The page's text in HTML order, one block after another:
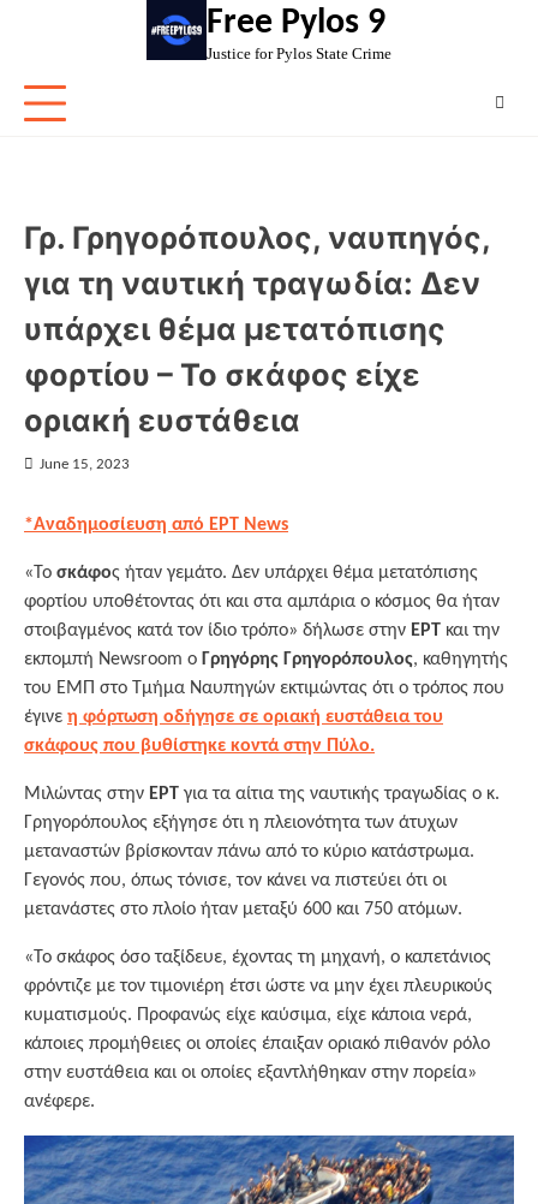
Free Pylos 9
Justice for Pylos State Crime
Γρ. Γρηγορόπουλος, ναυπηγός,
για τη ναυτική τραγωδία: Δεν
υπάρχει θέμα μετατόπισης
φορτίου – Το σκάφος είχε
οριακή ευστάθεια
June 15, 2023
*Αναδημοσίευση από ΕΡΤ News
«Το σκάφος ήταν γεμάτο. Δεν υπάρχει θέμα μετατόπισης
φορτίου υποθέτοντας ότι και στα αμπάρια ο κόσμος θα ήταν
στοιβαγμένος κατά τον ίδιο τρόπο» δήλωσε στην ΕΡΤ και την
εκπομπή Νewsroom ο Γρηγόρης Γρηγορόπουλος, καθηγητής
του ΕΜΠ στο Τμήμα Ναυπηγών εκτιμώντας ότι ο τρόπος που
έγινε η φόρτωση οδήγησε σε οριακή ευστάθεια του
σκάφους που βυθίστηκε κοντά στην Πύλο.
Μιλώντας στην ΕΡΤ για τα αίτια της ναυτικής τραγωδίας ο κ.
Γρηγορόπουλος εξήγησε ότι η πλειονότητα των άτυχων
μεταναστών βρίσκονταν πάνω από το κύριο κατάστρωμα.
Γεγονός που, όπως τόνισε, τον κάνει να πιστεύει ότι οι
μετανάστες στο πλοίο ήταν μεταξύ 600 και 750 ατόμων.
«Το σκάφος όσο ταξίδευε, έχοντας τη μηχανή, ο καπετάνιος
φρόντιζε με τον τιμονιέρη έτσι ώστε να μην έχει πλευρικούς
κυματισμούς. Προφανώς είχε καύσιμα, είχε κάποια νερά,
κάποιες προμήθειες οι οποίες έπαιξαν οριακό πιθανόν ρόλο
στην ευστάθεια και οι οποίες εξαντλήθηκαν στην πορεία»
ανέφερε.